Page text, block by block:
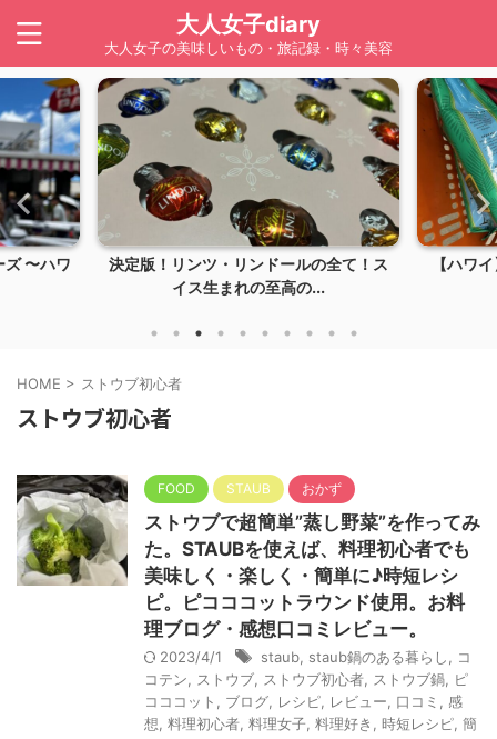
大人女子diary
大人女子の美味しいもの・旅記録・時々美容
〜ハワ
決定版！リンツ・リンドールの全て！ス
イス生まれの至高の...
【ハワ
HOME > ストウブ初心者
ストウブ初心者
FOOD STAUB おかず
ストウブで超簡単”蒸し野菜”を作ってみ
た。STAUBを使えば、料理初心者でも
美味しく・楽しく・簡単に♪時短レシ
ピ。ピコココットラウンド使用。お料
理ブログ・感想口コミレビュー。
2023/4/1 staub staub鍋のある暮らし
コ
コテン
ストウブ ストウブ初心者 ストウブ鍋
ピ
コココット
ブログ レシピ レビュー 口コミ
感
想 料理初心者 料理女子 料理好き 時短レシピ 簡